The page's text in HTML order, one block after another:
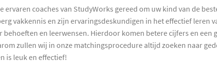
coaches van StudyWorks gereed om uw kind van de
vakkennis en zijn ervaringsdeskundigen in het effectief leren
en leerwensen. Hierdoor komen betere cijfers en een
zullen wij in onze matchingsprocedure altijd zoeken naar
is leuk en effectief!